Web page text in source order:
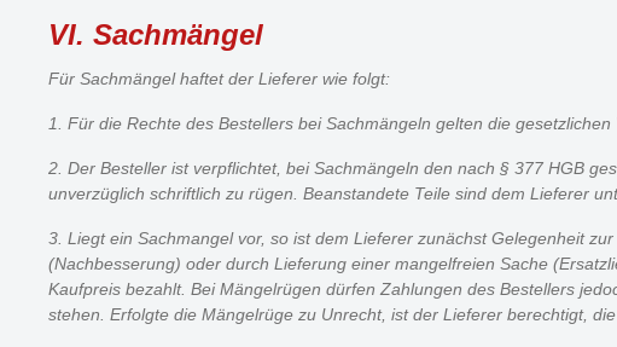
VI. Sachmängel
Für Sachmängel haftet der Lieferer wie folgt:
1. Für die Rechte des Bestellers bei Sachmängeln gelten die
2. Der Besteller ist verpflichtet, bei Sachmängeln den nach § 377 HGB
unverzüglich schriftlich zu rügen. Beanstandete Teile sind dem Lieferer
3. Liegt ein Sachmangel vor, so ist dem Lieferer zunächst Gelegenheit
(Nachbesserung) oder durch Lieferung einer mangelfreien Sache
Kaufpreis bezahlt. Bei Mängelrügen dürfen Zahlungen des Bestellers
stehen. Erfolgte die Mängelrüge zu Unrecht, ist der Lieferer berechtigt,